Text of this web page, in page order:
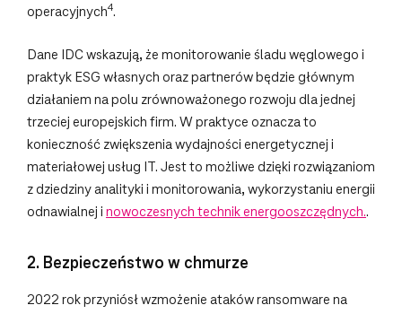
operacyjnych4.
Dane IDC wskazują, że monitorowanie śladu węglowego i
praktyk ESG własnych oraz partnerów będzie głównym
działaniem na polu zrównoważonego rozwoju dla jednej
trzeciej europejskich firm. W praktyce oznacza to
konieczność zwiększenia wydajności energetycznej i
materiałowej usług IT. Jest to możliwe dzięki rozwiązaniom
z dziedziny analityki i monitorowania, wykorzystaniu energii
odnawialnej i nowoczesnych technik energooszczędnych..
2. Bezpieczeństwo w chmurze
2022 rok przyniósł wzmożenie ataków ransomware na